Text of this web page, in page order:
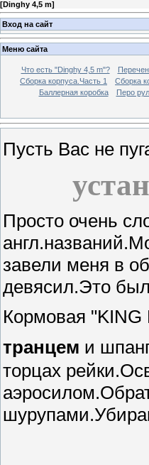
[Dinghy 4,5 m]
Вход на сайт
Меню сайта
Что есть "Dinghy 4,5 m"?
Сборка корпуса.Часть 1
Сборка
Баллерная коробка
Перо
Пусть Вас не
Просто очень
завели меня в
девясил.Это
Кормовая "KING
транцем и
торцах